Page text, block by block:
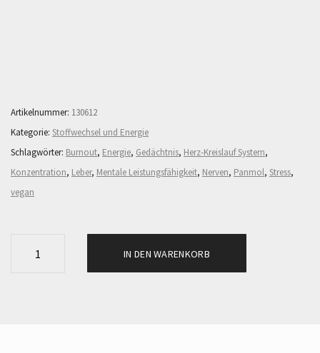
Artikelnummer: 130612
Kategorie: Stoffwechsel und Energie
Schlagwörter: Burnout, Energie, Gedächtnis, Herz-Kreislauf System,
Konzentration, Leber, Mentale Leistungsfähigkeit, Nerven, Panmol, Stress,
vegan
IN DEN WARENKORB